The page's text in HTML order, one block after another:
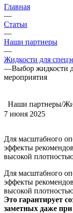
Главная
—
Статьи
—
Наши партнеры
—
Жидкости для
—Выбор жидкости
мероприятия
Наши партнеры/
7 июня 2025
Для масштабного
эффекты
высокой
Для масштабного
эффекты
высокой
Это гарантирует
заметных даже